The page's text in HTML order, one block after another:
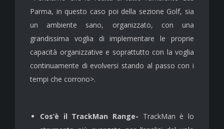
Parma, in questo caso poi della sezione Golf, sia
un ambiente sano, organizzato, con una
grandissima voglia di implementare le proprie
capacità organizzative e soprattutto con la voglia
continuamente di evolversi stando al passo con i
tempi che corrono>.
Cos’è il TrackMan Range- TrackMan è lo